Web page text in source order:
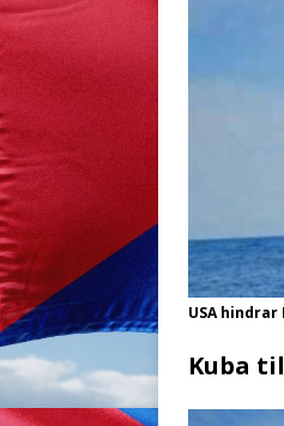
USA
Kuba